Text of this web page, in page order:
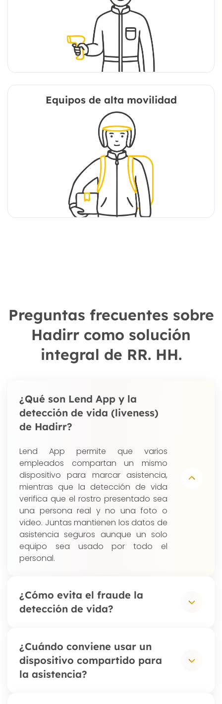
Equipos de alta movilidad
Preguntas frecuentes sobre
Hadirr como solución
integral de RR. HH.
¿Qué son Lend App y la
detección de vida (liveness)
de Hadirr?
Lend App permite que varios
empleados compartan un mismo
dispositivo para marcar asistencia,
mientras que la detección de vida
verifica que el rostro presentado sea
una persona real y no una foto o
video. Juntas mantienen los datos de
asistencia seguros aunque un solo
equipo sea usado por todo el
personal.
¿Cómo evita el fraude la
detección de vida?
Al marcar asistencia, la tecnología
analiza el rostro en tiempo real para
confirmar la presencia física del
empleado, rechazando
¿Cuándo conviene usar un
dispositivo compartido para
la asistencia?